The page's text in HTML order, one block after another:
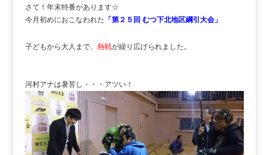
さて！年末特番があります☆
今月初めにおこなわれた 「第２５回 むつ下北地区綱引大会」
子どもから大人まで、熱戦が繰り広げられました。
河村アナは暑苦し・・・アツい！